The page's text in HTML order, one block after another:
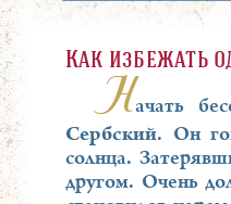
Как избежать
Начать
Сербский. Он
солнца.
другом. Очень